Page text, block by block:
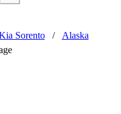
Sorento /
Alaska